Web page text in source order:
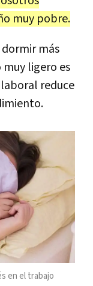
muy pobre.
dormir más
muy ligero es
reduce
en el trabajo